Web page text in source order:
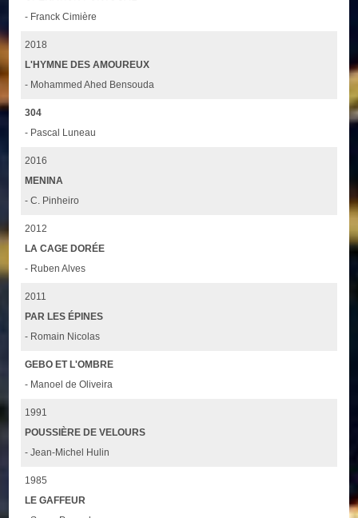
- Franck Cimière
2018
L'HYMNE DES AMOUREUX
- Mohammed Ahed Bensouda
304
- Pascal Luneau
2016
MENINA
- C. Pinheiro
2012
LA CAGE DORÉE
- Ruben Alves
2011
PAR LES ÉPINES
- Romain Nicolas
GEBO ET L'OMBRE
- Manoel de Oliveira
1991
POUSSIÈRE DE VELOURS
- Jean-Michel Hulin
1985
LE GAFFEUR